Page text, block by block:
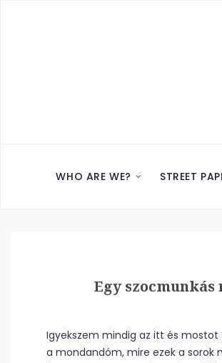
WHO ARE WE? STREET
Egy
Igyekszem mindig az itt és
a mondandóm, mire ezek a sorok